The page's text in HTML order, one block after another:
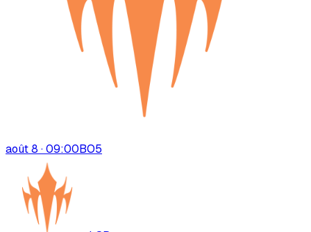
août 8 · 09:00BO5